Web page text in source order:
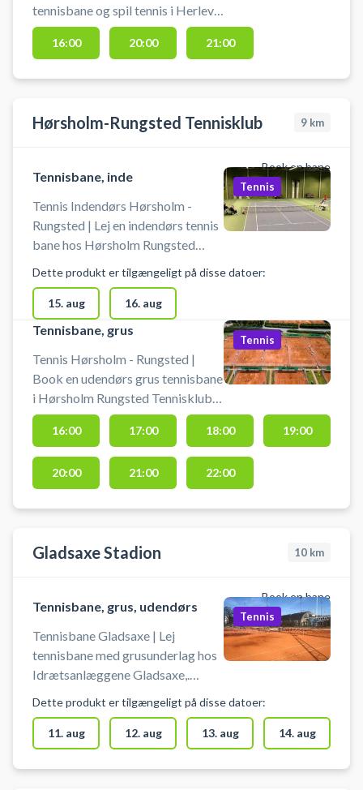
tennisbane og spil tennis i Herlev
på grus tennisbaner hos Herlev
Tennisklub. Der må kun bruges
16:00 20:00 21:00
Hørsholm-Rungsted Tennisklub 9 km
Book en bane
Tennisbane, inde
Tennis Indendørs Hørsholm -
Rungsted | Lej en indendørs tennis
bane hos Hørsholm Rungsted
og spil tennis indendørs i
Nordsjælland ved Hørsholm og
Rungsted på tennisklubbens
indendørs tennisbaner.
Tennis
Dette produkt er tilgængeligt på disse datoer:
15. aug 16. aug
Tennisbane, grus
Tennis Hørsholm - Rungsted |
Book en udendørs grus tennisbane
i Hørsholm Rungsted Tennisklub.
Book tennisbane og spil tennis ved
Hørsholm og Rungsted på
udendørs grusbane. Gratis
parkering findes ved booking af
Hørsholm.
Tennis
16:00 17:00 18:00 19:00
20:00 21:00 22:00
Gladsaxe Stadion 10 km
Book en bane
Tennisbane, grus, udendørs
Tennisbane Gladsaxe | Lej
tennisbane med grusunderlag hos
Idrætsanlæggene Gladsaxe,.
hvor Gladsaxe Tennis og Padel
Klub holder til. Du skal selv
medbringe bolde og ketcher.
VIGTIG: Husk rigtig fodtøj.
Tennis
Dette produkt er tilgængeligt på disse datoer:
11. aug 12. aug 13. aug 14. aug